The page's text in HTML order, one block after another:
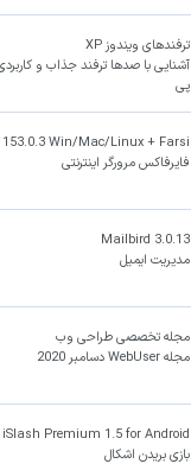
ترفندهای ویندوز XP
آشنایی با صدها ترفند جذاب و
پی
153.0.3 Win/Mac/Linux + Farsi
فایرفاکس مرورگر اینترنتی
Mailbird 3.0.13
مدیریت ایمیل‌
مجله تخصصی طراحی وب
مجله WebUser دسامبر 2020
iSlash Premium 1.5 for Android
بازی بریدن اشکال